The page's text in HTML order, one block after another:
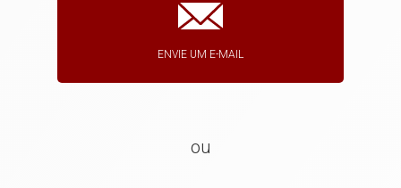
ENVIE UM E-MAIL
ou